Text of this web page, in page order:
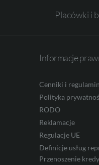
Placówki i
Informacje
Cenniki i
Polityka
RODO
Reklamacje
Regulacje UE
Definicje usług
Przenoszenie